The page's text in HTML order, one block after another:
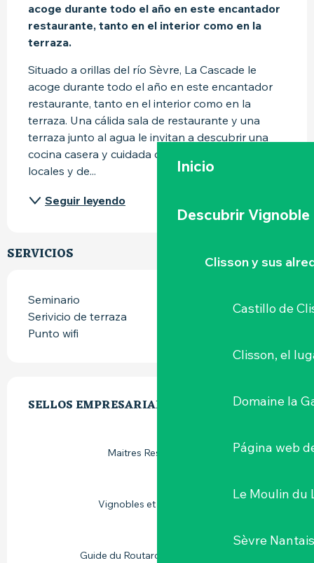
Inicio
Descubrir Vignoble
Clisson y sus
Castillo de
Clisson, el
Domaine la
Página web
Le Moulin du
Sèvre
acoge durante todo el año en este encantador
restaurante, tanto en el interior como en la
terraza.
Situado a orillas del río Sèvre, La Cascade le
acoge durante todo el año en este encantador
restaurante, tanto en el interior como en la
terraza. Una cálida sala de restaurante y una
terraza junto al agua le invitan a descubrir una
cocina casera y cuidada de productos frescos,
locales y de...
Seguir leyendo
SERVICIOS
Seminario
Serivicio de terraza
Punto wifi
SELLOS EMPRESARIALES
SELLOS EMPRESARIALES
Maitres Restaurateurs
Vignobles et découvertes
Guide du Routard Pays de la Loire